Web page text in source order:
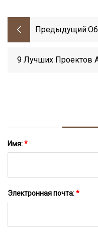
Предыдущий:
9 Лучших Проектов
Имя:*
Электронная почта:*